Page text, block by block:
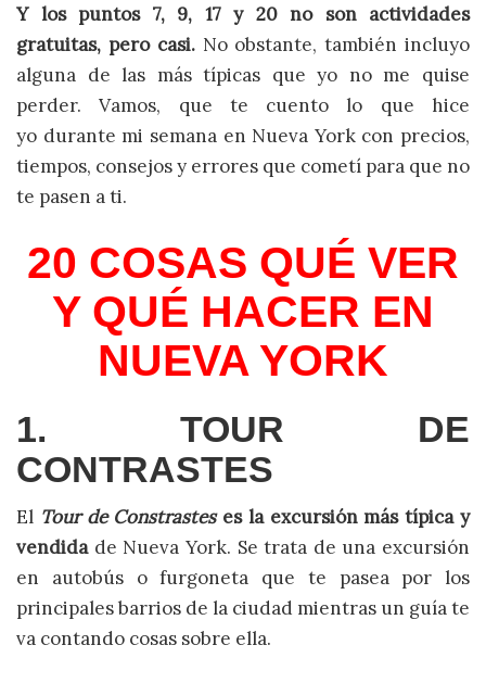
Y los puntos 7, 9, 17 y 20 no son actividades
gratuitas, pero casi. No obstante, también incluyo
alguna de las más típicas que yo no me quise
perder. Vamos, que te cuento lo que hice
yo durante mi semana en Nueva York con precios,
tiempos, consejos y errores que cometí para que no
te pasen a ti.
20 COSAS QUÉ VER
Y QUÉ HACER EN
NUEVA YORK
1. TOUR DE
CONTRASTES
El Tour de Constrastes es la excursión más típica y
vendida de Nueva York. Se trata de una excursión
en autobús o furgoneta que te pasea por los
principales barrios de la ciudad mientras un guía te
va contando cosas sobre ella.